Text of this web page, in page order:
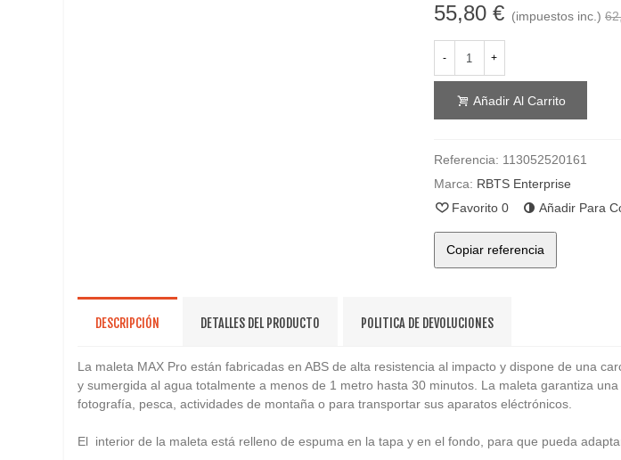
55,80 € (impuestos inc.)
- +
Añadir Al Carrito
Referencia: 113052520161
Marca: RBTS Enterprise
Favorito 0 Añadir Para
Copiar referencia
DESCRIPCIÓN DETALLES DEL PRODUCTO POLITICA DE DEVOLUCIONES
La maleta MAX Pro están fabricadas en ABS de alta resistencia al impacto y dispone de una
y sumergida al agua totalmente a menos de 1 metro hasta 30 minutos. La maleta garantiza
fotografía, pesca, actividades de montaña o para transportar sus aparatos eléctrónicos.
El interior de la maleta está relleno de espuma en la tapa y en el fondo, para que pueda